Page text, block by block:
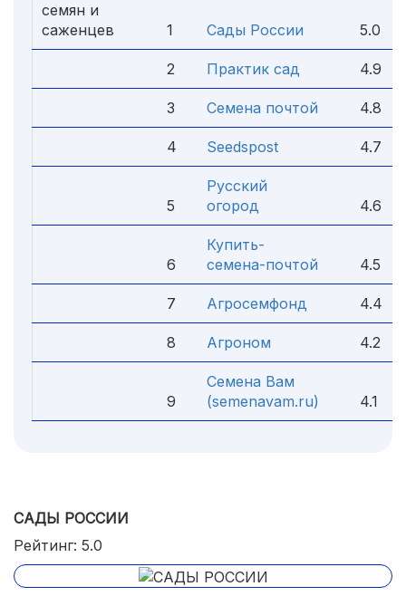
семян и
саженцев
1 Сады России 5.0
2 Практик сад 4.9
3 Семена почтой 4.8
4 Seedspost 4.7
5
Русский
огород
4.6
6
Купить-
семена-почтой
4.5
7 Агросемфонд 4.4
8 Агроном 4.2
9
Семена Вам
(semenavam.ru)
4.1
САДЫ РОССИИ
Рейтинг: 5.0